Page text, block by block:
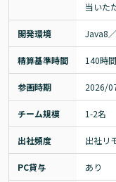
当いた
開発環境 Java8
精算基準時間 140時
参画時期 2026/
チーム規模 1-2名
出社頻度 出社リ
PC貸与 あり